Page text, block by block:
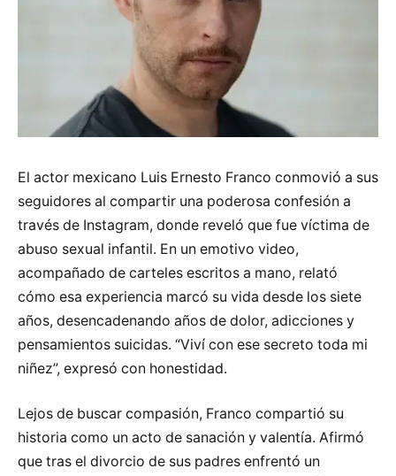
El actor mexicano Luis Ernesto Franco conmovió a sus
seguidores al compartir una poderosa confesión a
través de Instagram, donde reveló que fue víctima de
abuso sexual infantil. En un emotivo video,
acompañado de carteles escritos a mano, relató
cómo esa experiencia marcó su vida desde los siete
años, desencadenando años de dolor, adicciones y
pensamientos suicidas. “Viví con ese secreto toda mi
niñez”, expresó con honestidad.
Lejos de buscar compasión, Franco compartió su
historia como un acto de sanación y valentía. Afirmó
que tras el divorcio de sus padres enfrentó un